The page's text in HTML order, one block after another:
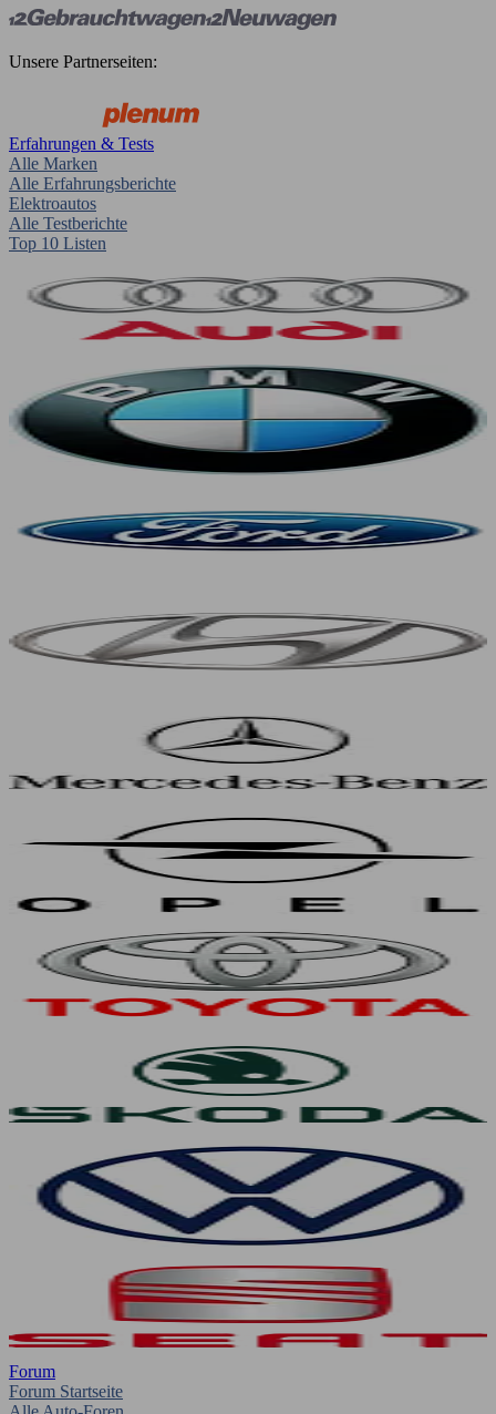
Unsere Partnerseiten:
Erfahrungen & Tests
Alle Marken
Alle Erfahrungsberichte
Elektroautos
Alle Testberichte
Top 10 Listen
Forum
Forum Startseite